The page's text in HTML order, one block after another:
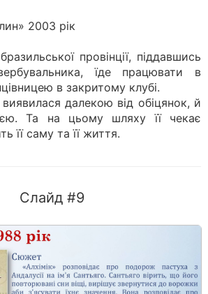
2003 рік
провінції, піддавшись
їде працювати в
в закритому клубі.
виявилася далекою від обіцянок, й
Та на цьому шляху її чекає
її саму та її життя.
Слайд #9